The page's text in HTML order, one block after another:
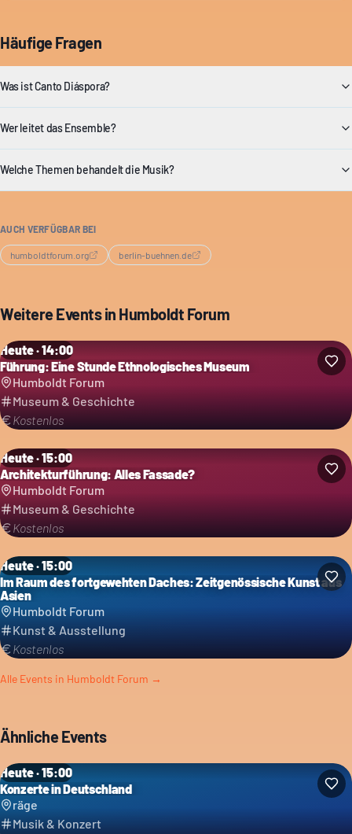
Häufige Fragen
Was ist Canto Diáspora?
Wer leitet das Ensemble?
Welche Themen behandelt die Musik?
AUCH VERFÜGBAR BEI
humboldtforum.org berlin-buehnen.de
Weitere Events in Humboldt Forum
Heute · 14:00
Führung: Eine Stunde Ethnologisches Museum
Humboldt Forum
Museum & Geschichte
Kostenlos
Heute · 15:00
Architekturführung: Alles Fassade?
Humboldt Forum
Museum & Geschichte
Kostenlos
Heute · 15:00
Im Raum des fortgewehten Daches: Zeitgenössische Kunst aus
Asien
Humboldt Forum
Kunst & Ausstellung
Kostenlos
Alle Events in Humboldt Forum →
Ähnliche Events
Heute · 15:00
Konzerte in Deutschland
räge
Musik & Konzert